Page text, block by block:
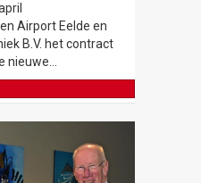
Airport Eelde en
B.V. het contract
nieuwe…